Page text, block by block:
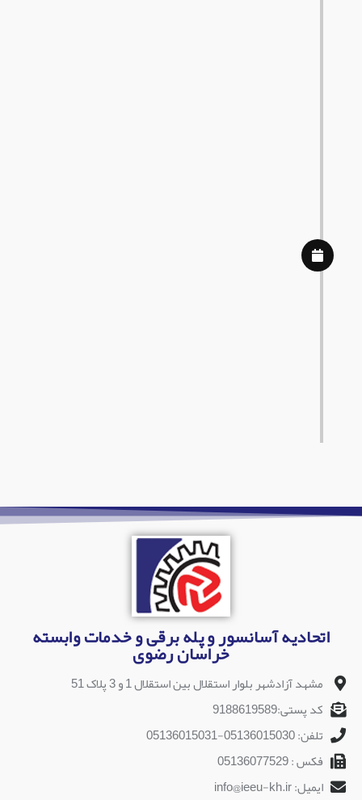
اتحادیه آسانسور و پله برقی و خدمات وابسته
خراسان رضوی
مشهد آزادشهر بلوار استقلال بین استقلال 1 و 3 پلاک 51
کد پستی:9188619589
تلفن: 05136015030-05136015031
فکس : 05136077529
ایمیل: info@ieeu-kh.ir